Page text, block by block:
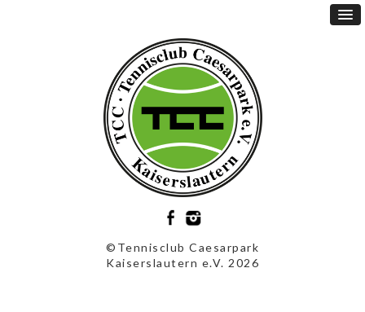
©Tennisclub Caesarpark
Kaiserslautern e.V. 2026